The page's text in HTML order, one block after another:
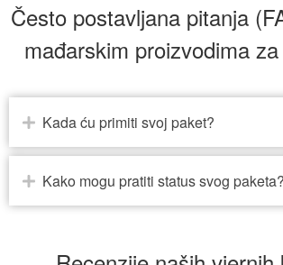
Često postavljana pitanja
mađarskim proizvodima
Kada ću primiti svoj paket?
Kako mogu pratiti status svog paketa?